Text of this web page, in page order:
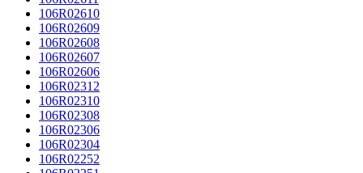
106R02610
106R02609
106R02608
106R02607
106R02606
106R02312
106R02310
106R02308
106R02306
106R02304
106R02252